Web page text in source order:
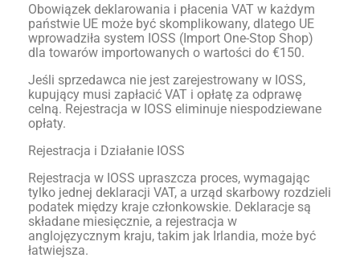
Obowiązek deklarowania i płacenia VAT w każdym
państwie UE może być skomplikowany, dlatego UE
wprowadziła system IOSS (Import One-Stop Shop)
dla towarów importowanych o wartości do €150.
Jeśli sprzedawca nie jest zarejestrowany w IOSS,
kupujący musi zapłacić VAT i opłatę za odprawę
celną. Rejestracja w IOSS eliminuje niespodziewane
opłaty.
Rejestracja i Działanie IOSS
Rejestracja w IOSS upraszcza proces, wymagając
tylko jednej deklaracji VAT, a urząd skarbowy rozdzieli
podatek między kraje członkowskie. Deklaracje są
składane miesięcznie, a rejestracja w
anglojęzycznym kraju, takim jak Irlandia, może być
łatwiejsza.